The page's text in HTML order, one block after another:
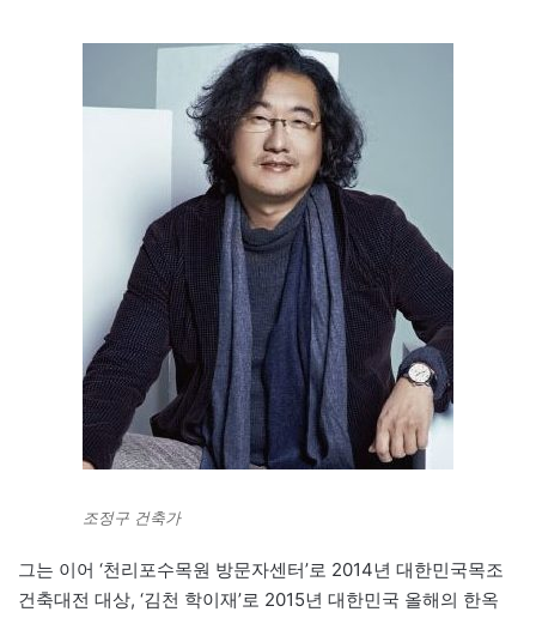
조정구 건축가
그는 이어 ‘천리포수목원 방문자센터’로 2014년 대한민국목조
건축대전 대상, ‘김천 학이재’로 2015년 대한민국 올해의 한옥